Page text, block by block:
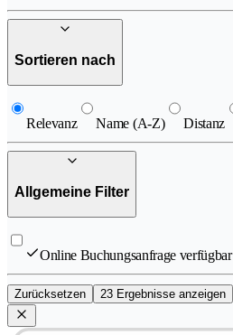
Sortieren nach
Relevanz Name (A-Z) Distanz
Allgemeine Filter
Online Buchungsanfrage verfügbar
Zurücksetzen 23 Ergebnisse anzeigen